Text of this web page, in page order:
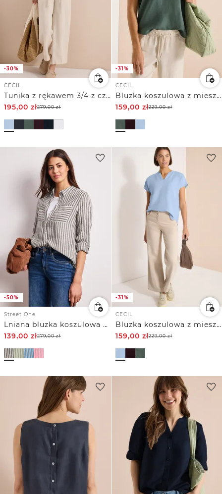
-30%
CECIL
Tunika z rękawem 3/4 z czystego Inu
195,00 zł279,00zł
-31%
CECIL
Bluzka koszulowa z mieszanki lnu
159,00 zł229,00zł
-50%
Street One
Lniana bluzka koszulowa z długim rękawem
139,00 zł279,00zł
-31%
CECIL
Bluzka koszulowa z mieszanki lnu
159,00 zł229,00zł